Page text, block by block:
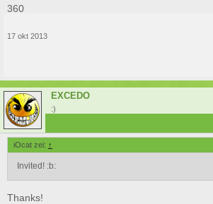
360
17 okt 2013
EXCEDO
:)
iOcat zei: ↑
Invited! :b:
Thanks!